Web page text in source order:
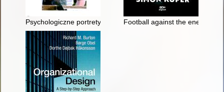
Psychologiczne portrety człowiekaFootball against the enemy =